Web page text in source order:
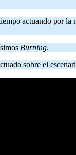
actuando por
Burning.
sobre el